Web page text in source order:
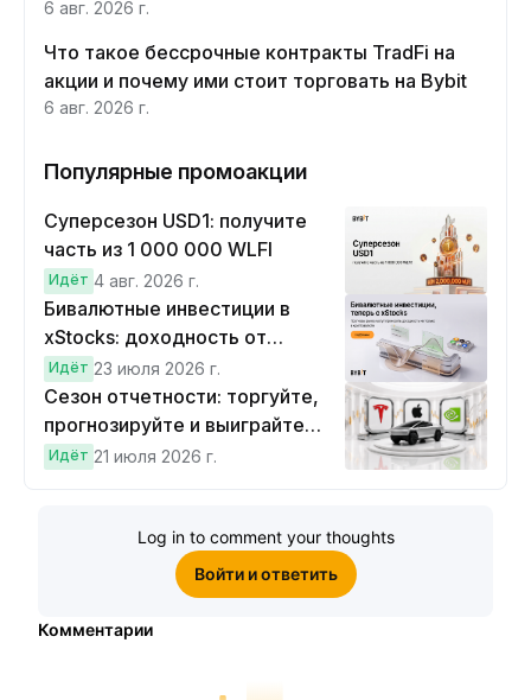
6 авг. 2026 г.
Что такое бессрочные контракты TradFi на
акции и почему ими стоит торговать на Bybit
6 авг. 2026 г.
Популярные промоакции
Суперсезон USD1: получите
часть из 1 000 000 WLFI
Идёт 4 авг. 2026 г.
Бивалютные инвестиции в
xStocks: доходность от
прогнозов
Идёт 23 июля 2026 г.
Сезон отчетности: торгуйте,
прогнозируйте и выиграйте
Cybertruck!
Идёт 21 июля 2026 г.
Log in to comment your thoughts
Войти и ответить
Комментарии